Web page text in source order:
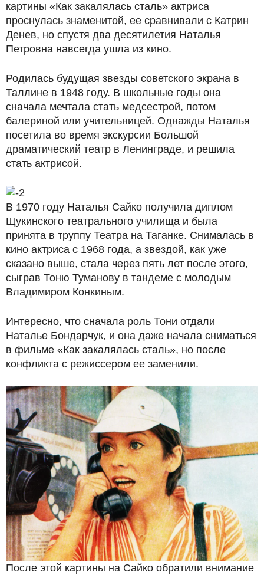
картины «Как закалялась сталь» актриса
проснулась знаменитой, ее сравнивали с Катрин
Денев, но спустя два десятилетия Наталья
Петровна навсегда ушла из кино.
Родилась будущая звезды советского экрана в
Таллине в 1948 году. В школьные годы она
сначала мечтала стать медсестрой, потом
балериной или учительницей. Однажды Наталья
посетила во время экскурсии Большой
драматический театр в Ленинграде, и решила
стать актрисой.
В 1970 году Наталья Сайко получила диплом
Щукинского театрального училища и была
принята в труппу Театра на Таганке. Снималась в
кино актриса с 1968 года, а звездой, как уже
сказано выше, стала через пять лет после этого,
сыграв Тоню Туманову в тандеме с молодым
Владимиром Конкиным.
Интересно, что сначала роль Тони отдали
Наталье Бондарчук, и она даже начала сниматься
в фильме «Как закалялась сталь», но после
конфликта с режиссером ее заменили.
После этой картины на Сайко обратили внимание